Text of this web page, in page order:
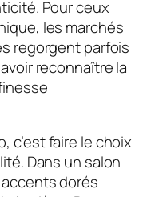
Pour ceux
les marchés
regorgent parfois
reconnaître la
c’est faire le choix
Dans un salon
dorés